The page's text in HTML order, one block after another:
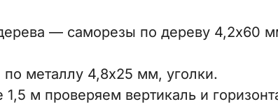
— саморезы по дереву 4,2х60
металлу 4,8х25 мм, уголки.
м проверяем вертикаль и